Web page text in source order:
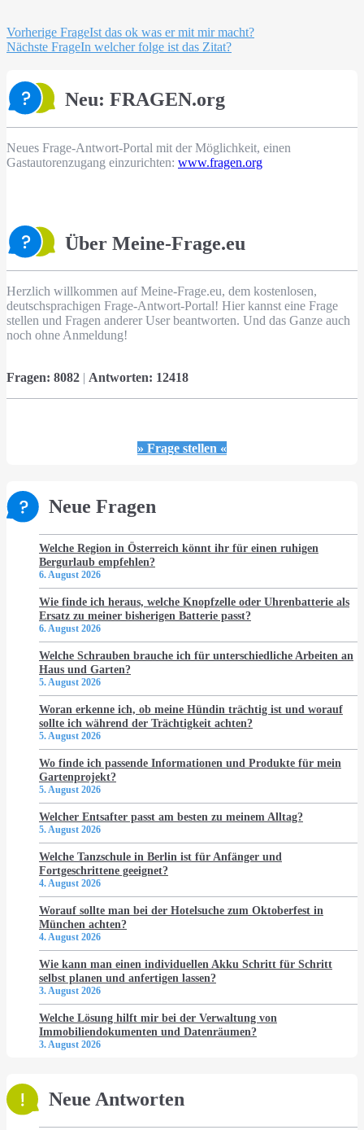
Beitragsnavigation
Vorherige FrageIst das ok was er mit mir macht?
Nächste FrageIn welcher folge ist das Zitat?
Neu: FRAGEN.org
Neues Frage-Antwort-Portal mit der Möglichkeit, einen
Gastautorenzugang einzurichten: www.fragen.org
Über Meine-Frage.eu
Herzlich willkommen auf Meine-Frage.eu, dem kostenlosen,
deutschsprachigen Frage-Antwort-Portal! Hier kannst eine Frage
stellen und Fragen anderer User beantworten. Und das Ganze auch
noch ohne Anmeldung!
Fragen: 8082 | Antworten: 12418
» Frage stellen «
Neue Fragen
Welche Region in Österreich könnt ihr für einen ruhigen
Bergurlaub empfehlen?
6. August 2026
Wie finde ich heraus, welche Knopfzelle oder Uhrenbatterie als
Ersatz zu meiner bisherigen Batterie passt?
6. August 2026
Welche Schrauben brauche ich für unterschiedliche Arbeiten an
Haus und Garten?
5. August 2026
Woran erkenne ich, ob meine Hündin trächtig ist und worauf
sollte ich während der Trächtigkeit achten?
5. August 2026
Wo finde ich passende Informationen und Produkte für mein
Gartenprojekt?
5. August 2026
Welcher Entsafter passt am besten zu meinem Alltag?
5. August 2026
Welche Tanzschule in Berlin ist für Anfänger und
Fortgeschrittene geeignet?
4. August 2026
Worauf sollte man bei der Hotelsuche zum Oktoberfest in
München achten?
4. August 2026
Wie kann man einen individuellen Akku Schritt für Schritt
selbst planen und anfertigen lassen?
3. August 2026
Welche Lösung hilft mir bei der Verwaltung von
Immobiliendokumenten und Datenräumen?
3. August 2026
Neue Antworten